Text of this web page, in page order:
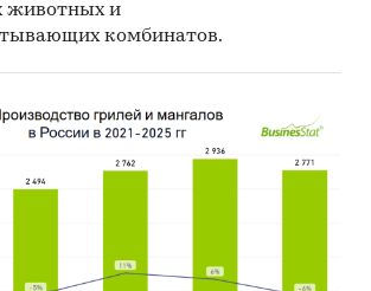
животных и
комбинатов.